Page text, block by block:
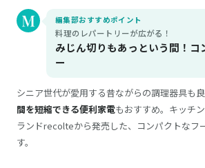
編集部おすすめポイント
料理のレパートリーが広がる！
みじん切りもあっという間！コ
ー
シニア世代が愛用する昔ながらの調理器具も良
間を短縮できる便利家電もおすすめ。キッチ
ランドrecolteから発売した、コンパクトなフ
す。